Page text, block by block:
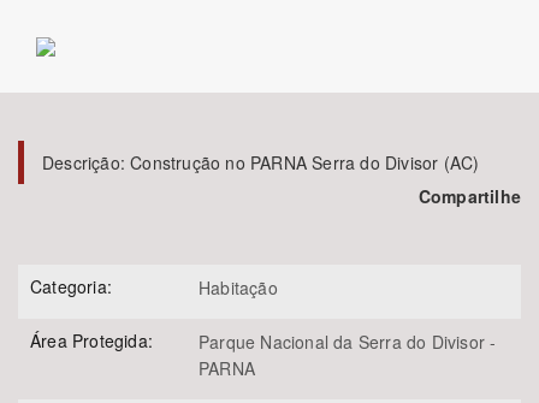
Área de Levantamento
Área Protegida
Descrição:Construção no PARNA Serra do Divisor (AC)
Compartilhe
Categoria: Habitação
Área Protegida:
Parque Nacional da Serra do Divisor -
PARNA